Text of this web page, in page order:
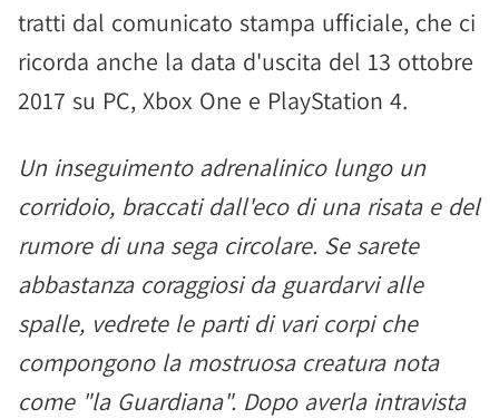
tratti dal comunicato stampa ufficiale, che ci
ricorda anche la data d'uscita del 13 ottobre
2017 su PC, Xbox One e PlayStation 4.
Un inseguimento adrenalinico lungo un
corridoio, braccati dall'eco di una risata e del
rumore di una sega circolare. Se sarete
abbastanza coraggiosi da guardarvi alle
spalle, vedrete le parti di vari corpi che
compongono la mostruosa creatura nota
come "la Guardiana". Dopo averla intravista